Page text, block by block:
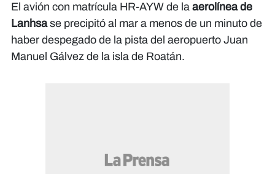
El avión con matrícula HR-AYW de la aerolínea de
Lanhsase precipitó al mar a menos de un minuto de
haber despegado de la pista del aeropuerto Juan
Manuel Gálvez de la isla de Roatán.